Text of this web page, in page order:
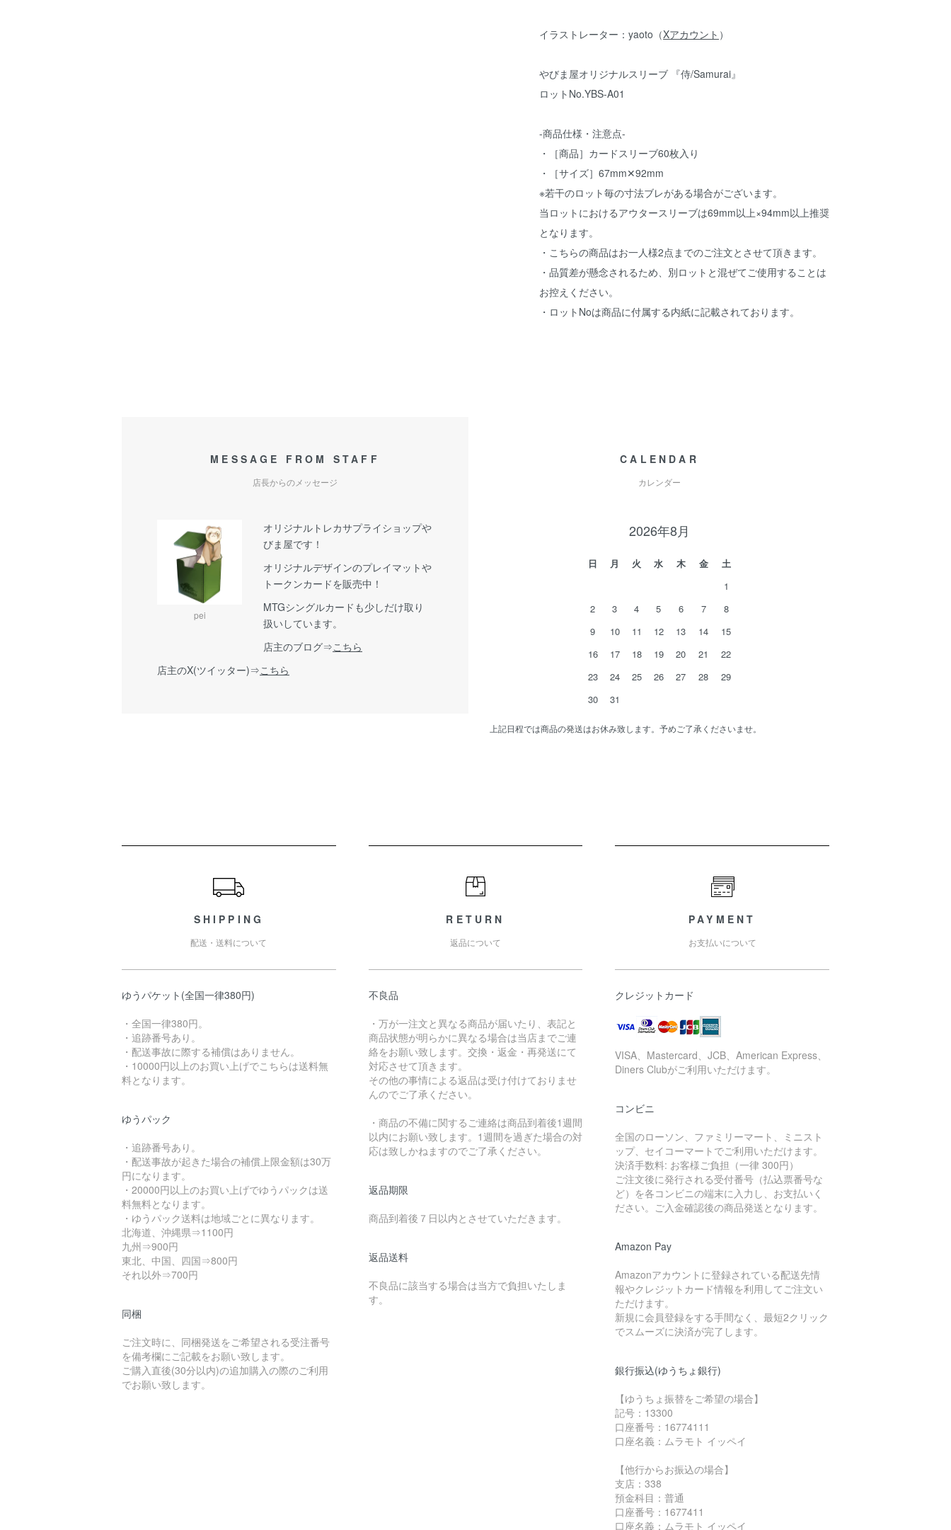
イラストレーター：yaoto（Xアカウント ）
やびま屋オリジナルスリーブ 『侍/Samurai』
ロットNo.YBS-A01
-商品仕様・注意点-
・［商品］カードスリーブ60枚入り
・［サイズ］67mm✕92mm
※若干のロット毎の寸法ブレがある場合がございます。
当ロットにおけるアウタースリーブは69mm以上×94mm以上推奨
となります。
・こちらの商品はお一人様2点までのご注文とさせて頂きます。
・品質差が懸念されるため、別ロットと混ぜてご使用することは
お控えください。
・ロットNoは商品に付属する内紙に記載されております。
MESSAGE FROM STAFF
店長からのメッセージ
pei
オリジナルトレカサプライショップや
びま屋です！
オリジナルデザインのプレイマットや
トークンカードを販売中！
MTGシングルカードも少しだけ取り
扱いしています。
店主のブログ⇒こちら
店主のX(ツイッター)⇒こちら
CALENDAR
カレンダー
2026年8月
日 月 火 水 木 金
土
1
2
3 4 5 6 7
8
9
10 11 12 13 14
15
16
17 18 19 20 21
22
23
24 25 26 27 28
29
30
31
上記日程では商品の発送はお休み致します。予めご了承くださいませ。
SHIPPING
配送・送料について
ゆうパケット(全国一律380円)
・全国一律380円。
・追跡番号あり。
・配送事故に際する補償はありません。
・10000円以上のお買い上げでこちらは送料無
料となります。
ゆうパック
・追跡番号あり。
・配送事故が起きた場合の補償上限金額は30万
円になります。
・20000円以上のお買い上げでゆうパックは送
料無料となります。
・ゆうパック送料は地域ごとに異なります。
北海道、沖縄県⇒1100円
九州⇒900円
東北、中国、四国⇒800円
それ以外⇒700円
同梱
ご注文時に、同梱発送をご希望される受注番号
を備考欄にご記載をお願い致します。
ご購入直後(30分以内)の追加購入の際のご利用
でお願い致します。
RETURN
返品について
不良品
・万が一注文と異なる商品が届いたり、表記と
商品状態が明らかに異なる場合は当店までご連
絡をお願い致します。交換・返金・再発送にて
対応させて頂きます。
その他の事情による返品は受け付けておりませ
んのでご了承ください。
・商品の不備に関するご連絡は商品到着後1週間
以内にお願い致します。1週間を過ぎた場合の対
応は致しかねますのでご了承ください。
返品期限
商品到着後７日以内とさせていただきます。
返品送料
不良品に該当する場合は当方で負担いたしま
す。
PAYMENT
お支払いについて
クレジットカード
VISA、Mastercard、JCB、American Express、
Diners Clubがご利用いただけます。
コンビニ
全国のローソン、ファミリーマート、ミニスト
ップ、セイコーマートでご利用いただけます。
決済手数料: お客様ご負担（一律 300円）
ご注文後に発行される受付番号（払込票番号な
ど）を各コンビニの端末に入力し、お支払いく
ださい。ご入金確認後の商品発送となります。
Amazon Pay
Amazonアカウントに登録されている配送先情
報やクレジットカード情報を利用してご注文い
ただけます。
新規に会員登録をする手間なく、最短2クリック
でスムーズに決済が完了します。
銀行振込(ゆうちょ銀行)
【ゆうちょ振替をご希望の場合】
記号：13300
口座番号：16774111
口座名義：ムラモト イッペイ
【他行からお振込の場合】
支店：338
預金科目：普通
口座番号：1677411
口座名義：ムラモト イッペイ